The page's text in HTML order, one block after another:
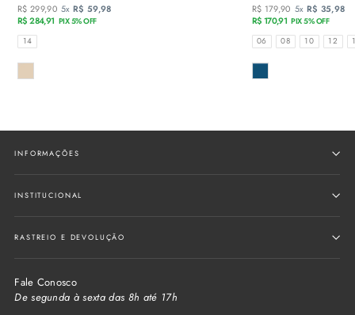
R$ 299,90 5x R$ 59,98
R$ 284,91 PIX 5% OFF
TAMANHOS
14
COR
R$ 179,90 5x R$ 35,98
R$ 170,91 PIX 5% OFF
TAMANHOS
06 08 10 12
COR
INFORMAÇÕES
INSTITUCIONAL
RASTREIO E DEVOLUÇÃO
Fale Conosco
De segunda à sexta das 8h até 17h